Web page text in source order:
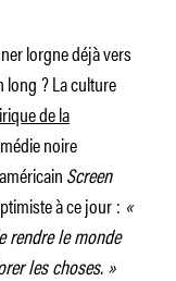
lorgne déjà vers
long ? La culture
de la
noire
Screen
à ce jour : «
rendre le monde
les choses. »